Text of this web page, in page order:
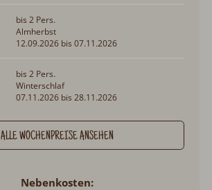
bis 2 Pers.
Almherbst
12.09.2026 bis 07.11.2026
bis 2 Pers.
Winterschlaf
07.11.2026 bis 28.11.2026
ALLE WOCHENPREISE ANSEHEN
Nebenkosten